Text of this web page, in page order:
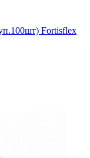
Fortisflex